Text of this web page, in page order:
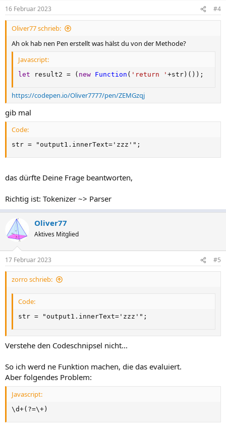
n
e
n
16 Februar 2023 #4
Oliver77 schrieb:
Ah ok hab nen Pen erstellt was hälst du von der Methode?
Javascript:
let result2 = ( new Function ( 'return ' +str) ( ) ) ;
https://codepen.io/Oliver7777/pen/ZEMGzqj
gib mal
Code:
str = "output1.innerText='zzz'";
das dürfte Deine Frage beantworten,
Richtig ist: Tokenizer ~> Parser
Oliver77
Aktives Mitglied
17 Februar 2023 #5
zorro schrieb:
Code:
str = "output1.innerText='zzz'";
Verstehe den Codeschnipsel nicht...
So ich werd ne Funktion machen, die das evaluiert.
Aber folgendes Problem:
Javascript:
\d+( ?=\+ )